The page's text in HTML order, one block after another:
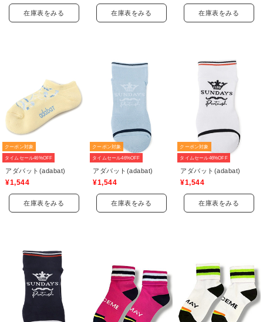
在庫表をみる 在庫表をみる 在庫表をみる
クーポン対象
タイムセール46%OFF
アダバット(adabat)
¥1,544
在庫表をみる
クーポン対象
タイムセール46%OFF
アダバット(adabat)
¥1,544
在庫表をみる
クーポン対象
タイムセール46%OFF
アダバット(adabat)
¥1,544
在庫表をみる